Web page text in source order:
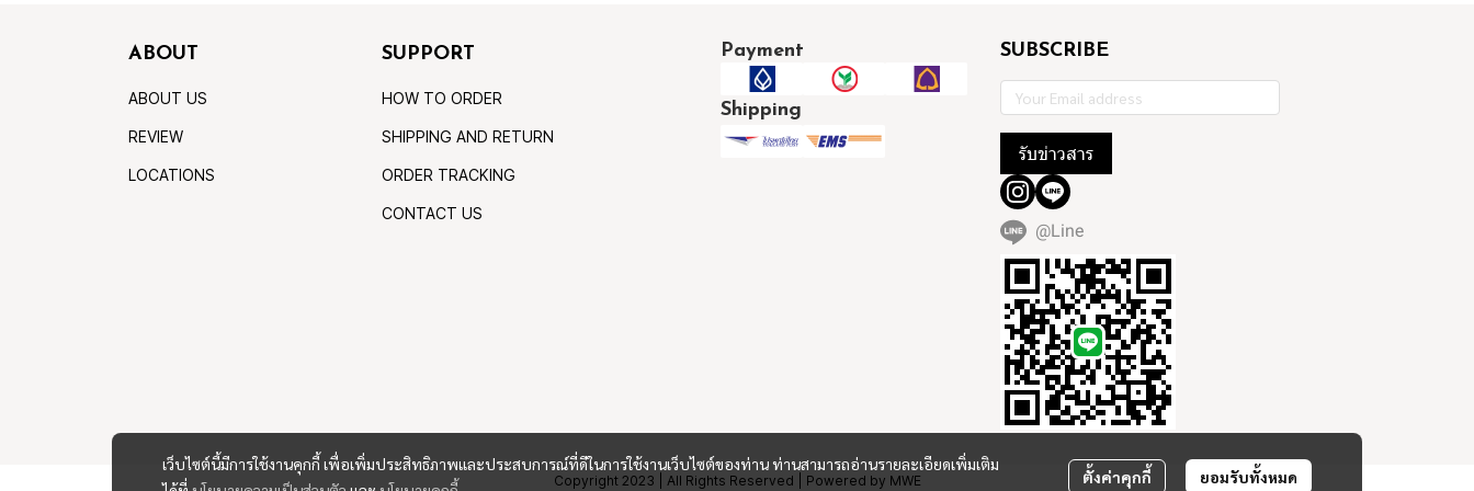
เว็บไซต์นี้มีการใช้งานคุกกี้ เพื่อเพิ่มประสิทธิภาพและประสบการณ์ที่ดีในการใช้งานเว็บไซต์ของท่าน ท่านสามารถอ่านรายละเอียดเพิ่มเติม
ตั้งค่าคุกกี้ ยอมรับทั้งหมด
ABOUT
ABOUT US
REVIEW
LOCATIONS
SUPPORT
HOW TO ORDER
SHIPPING AND RETURN
ORDER TRACKING
CONTACT US
Payment
Shipping
SUBSCRIBE
รับข่าวสาร
@Line
Copyright 2023 | All Rights Reserved | Powered by MWE